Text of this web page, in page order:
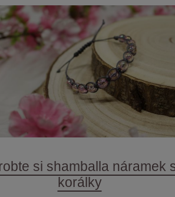
si shamballa náramek
korálky